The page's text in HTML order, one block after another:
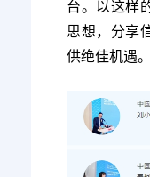
台。以这样
思想，分享
供绝佳机遇。